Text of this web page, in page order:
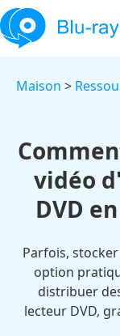
Maison >
vidéo
DVD
Parfois,
option
distribuer
lecteur DVD,